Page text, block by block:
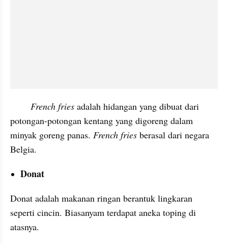
French fries adalah hidangan yang dibuat dari
potongan-potongan kentang yang digoreng dalam
minyak goreng panas. French fries berasal dari negara
Belgia.
Donat
Donat adalah makanan ringan berantuk lingkaran
seperti cincin. Biasanyam terdapat aneka toping di
atasnya.